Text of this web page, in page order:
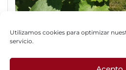
Utilizamos cookies para optimizar
servicio.